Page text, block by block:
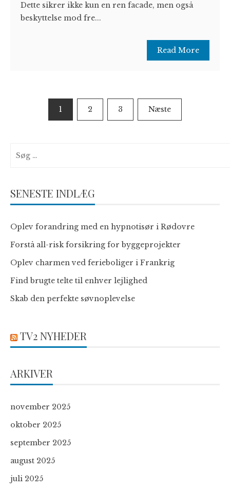
Dette sikrer ikke kun en ren facade, men også
beskyttelse mod fre...
Read More
Indlægsinddeling
1 2 3 Næste
efter:
SENESTE INDLÆG
Oplev forandring med en hypnotisør i Rødovre
Forstå all-risk forsikring for byggeprojekter
Oplev charmen ved ferieboliger i Frankrig
Find brugte telte til enhver lejlighed
Skab den perfekte søvnoplevelse
TV2 NYHEDER
ARKIVER
november 2025
oktober 2025
september 2025
august 2025
juli 2025